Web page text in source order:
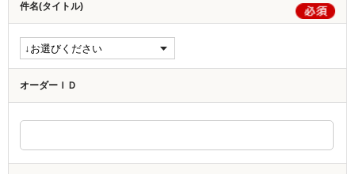
件名(タイトル)
オーダーＩＤ